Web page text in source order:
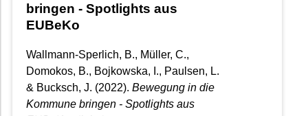
bringen - Spotlights aus
EUBeKo
Wallmann-Sperlich, B., Müller, C.,
Domokos, B., Bojkowska, I., Paulsen, L.
& Bucksch, J. (2022). Bewegung in die
Kommune bringen - Spotlights aus